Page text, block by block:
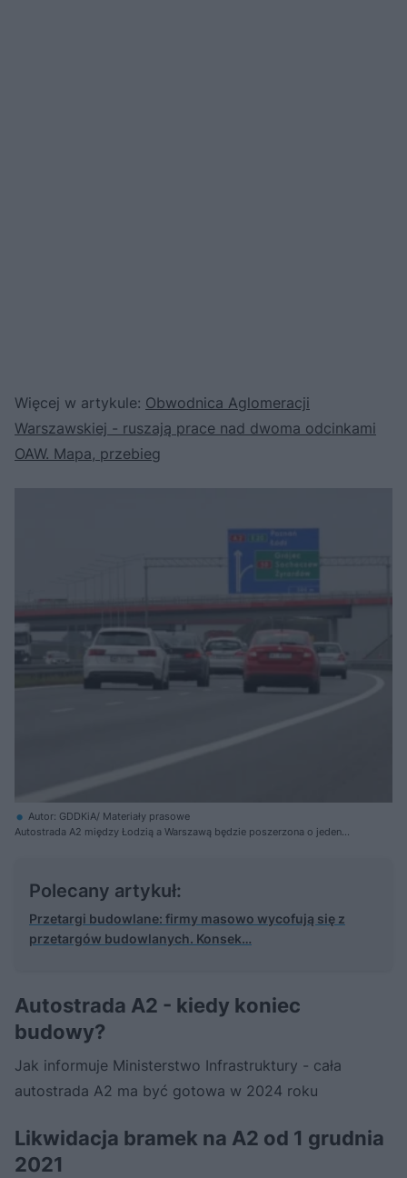
Więcej w artykule: Obwodnica Aglomeracji
Warszawskiej - ruszają prace nad dwoma odcinkami
OAW. Mapa, przebieg
Autor: GDDKiA/ Materiały prasowe
Autostrada A2 między Łodzią a Warszawą będzie poszerzona o jeden
Polecany artykuł:
Przetargi budowlane: firmy masowo wycofują się z
przetargów budowlanych. Konsek…
Autostrada A2 - kiedy koniec
budowy?
Jak informuje Ministerstwo Infrastruktury - cała
autostrada A2 ma być gotowa w 2024 roku
Likwidacja bramek na A2 od 1 grudnia
2021